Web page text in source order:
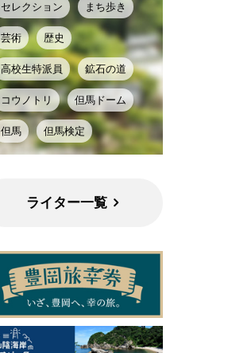
セレクション まち歩き
芸術 歴史
高校生特派員 鉱石の道
コウノトリ 但馬ドーム
但馬 但馬検定
ライター一覧